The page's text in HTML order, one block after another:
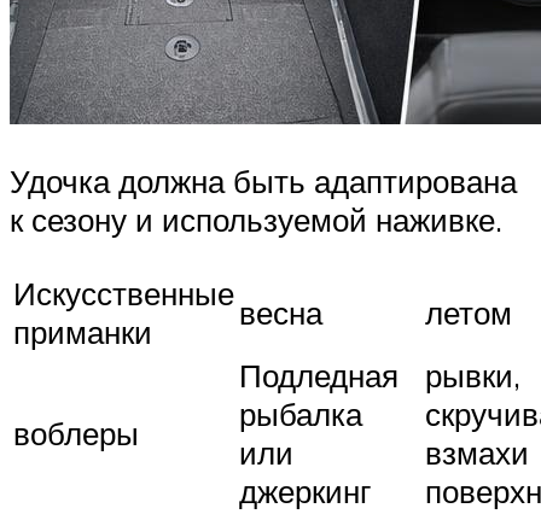
Удочка должна быть адаптирована
к сезону и используемой наживке.
Искусственные
приманки
весна летом
воблеры
Подледная
рыбалка
или
джеркинг
рывки,
взмахи